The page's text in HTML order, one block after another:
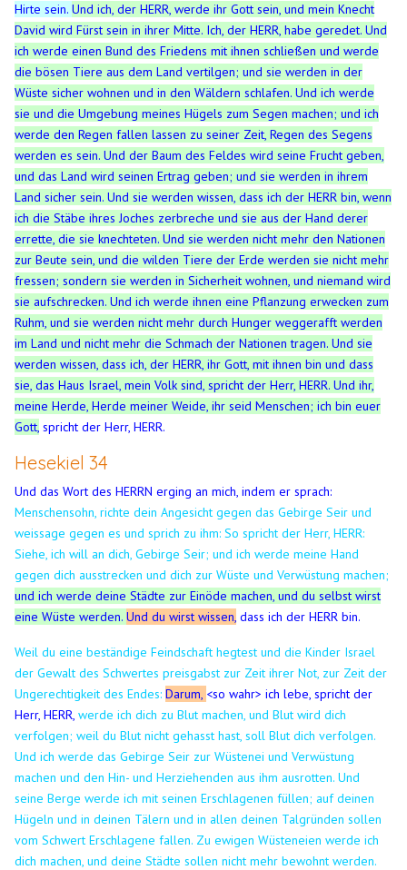
Hirte sein.Und ich, der HERR, werde ihr Gott sein, und mein Knecht
David wird Fürst sein in ihrer Mitte. Ich, der HERR, habe geredet.Und
ich werde einen Bund des Friedens mit ihnen schließen und werde
die bösen Tiere aus dem Land vertilgen; und sie werden in der
Wüste sicher wohnen und in den Wäldern schlafen.Und ich werde
sie und die Umgebung meines Hügels zum Segen machen; und ich
werde den Regen fallen lassen zu seiner Zeit, Regen des Segens
werden es sein.Und der Baum des Feldes wird seine Frucht geben,
und das Land wird seinen Ertrag geben; und sie werden in ihrem
Land sicher sein. Und sie werden wissen, dass ich der HERR bin, wenn
ich die Stäbe ihres Joches zerbreche und sie aus der Hand derer
errette, die sie knechteten.Und sie werden nicht mehr den Nationen
zur Beute sein, und die wilden Tiere der Erde werden sie nicht mehr
fressen; sondern sie werden in Sicherheit wohnen, und niemand wird
sie aufschrecken.Und ich werde ihnen eine Pflanzung erwecken zum
Ruhm, und sie werden nicht mehr durch Hunger weggerafft werden
im Land und nicht mehr die Schmach der Nationen tragen.Und sie
werden wissen, dass ich, der HERR, ihr Gott, mit ihnen bin und dass
sie, das Haus Israel, mein Volk sind, spricht der Herr, HERR.Und ihr,
meine Herde, Herde meiner Weide, ihr seid Menschen; ich bin euer
Gott, spricht der Herr, HERR.
Hesekiel 34
Und das Wort des HERRN erging an mich, indem er sprach:
Menschensohn, richte dein Angesicht gegen das Gebirge Seir und
weissage gegen esund sprich zu ihm: So spricht der Herr, HERR:
Siehe, ich will an dich, Gebirge Seir; und ich werde meine Hand
gegen dich ausstrecken und dich zur Wüste und Verwüstung machen;
und ich werde deine Städte zur Einöde machen, und du selbst wirst
eine Wüste werden.Und du wirst wissen, dass ich der HERR bin.
Weil du eine beständige Feindschaft hegtest und die Kinder Israel
der Gewalt des Schwertes preisgabst zur Zeit ihrer Not, zur Zeit der
Ungerechtigkeit des Endes:Darum, <so wahr> ich lebe, spricht der
Herr, HERR, werde ich dich zu Blut machen, und Blut wird dich
verfolgen; weil du Blut nicht gehasst hast, soll Blut dich verfolgen.
Und ich werde das Gebirge Seir zur Wüstenei und Verwüstung
machen und den Hin- und Herziehenden aus ihm ausrotten.Und
seine Berge werde ich mit seinen Erschlagenen füllen; auf deinen
Hügeln und in deinen Tälern und in allen deinen Talgründen sollen
vom Schwert Erschlagene fallen. Zu ewigen Wüsteneien werde ich
dich machen, und deine Städte sollen nicht mehr bewohnt werden.